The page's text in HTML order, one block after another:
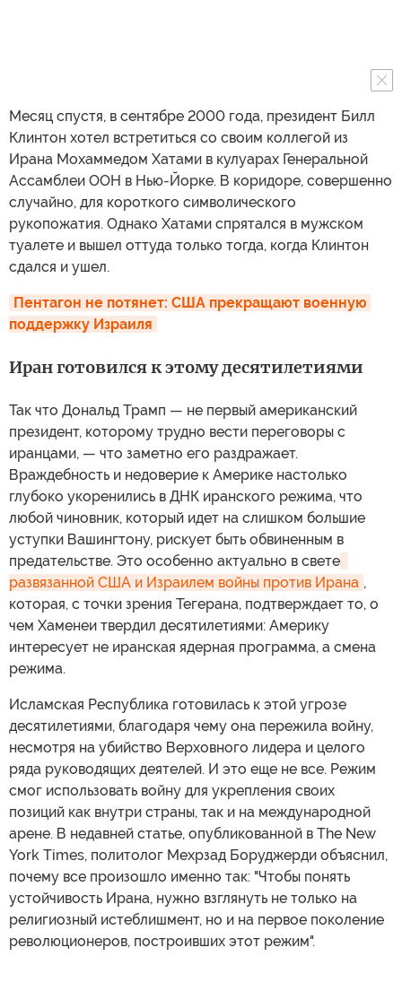
Месяц спустя, в сентябре 2000 года, президент Билл
Клинтон хотел встретиться со своим коллегой из
Ирана Мохаммедом Хатами в кулуарах Генеральной
Ассамблеи ООН в Нью-Йорке. В коридоре, совершенно
случайно, для короткого символического
рукопожатия. Однако Хатами спрятался в мужском
туалете и вышел оттуда только тогда, когда Клинтон
сдался и ушел.
Пентагон не потянет: США прекращают военную
поддержку Израиля
Иран готовился к этому десятилетиями
Так что Дональд Трамп — не первый американский
президент, которому трудно вести переговоры с
иранцами, — что заметно его раздражает.
Враждебность и недоверие к Америке настолько
глубоко укоренились в ДНК иранского режима, что
любой чиновник, который идет на слишком большие
уступки Вашингтону, рискует быть обвиненным в
предательстве. Это особенно актуально в свете
развязанной США и Израилем войны против Ирана ,
которая, с точки зрения Тегерана, подтверждает то, о
чем Хаменеи твердил десятилетиями: Америку
интересует не иранская ядерная программа, а смена
режима.
Исламская Республика готовилась к этой угрозе
десятилетиями, благодаря чему она пережила войну,
несмотря на убийство Верховного лидера и целого
ряда руководящих деятелей. И это еще не все. Режим
смог использовать войну для укрепления своих
позиций как внутри страны, так и на международной
арене. В недавней статье, опубликованной в The New
York Times, политолог Мехрзад Боруджерди объяснил,
почему все произошло именно так: "Чтобы понять
устойчивость Ирана, нужно взглянуть не только на
религиозный истеблишмент, но и на первое поколение
революционеров, построивших этот режим".